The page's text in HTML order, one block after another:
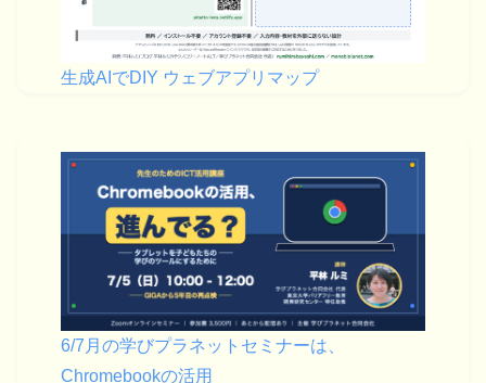
生成AIでDIY ウェブアプリマップ
6/7月の学びプラネットセミナーは、
Chromebookの活用